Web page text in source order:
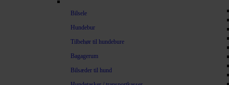
Bilsele
Hundebur
Tilbehør til hundebure
Bagagerum
Bilsæder til hund